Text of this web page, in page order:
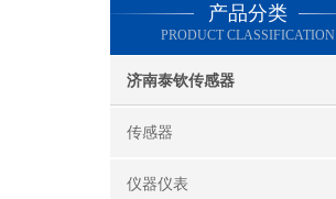
产品分类
PRODUCT CLASSIFICATION
济南泰钦传感器
传感器
仪器仪表